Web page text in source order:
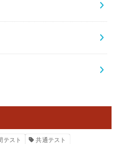
テスト
共通テスト